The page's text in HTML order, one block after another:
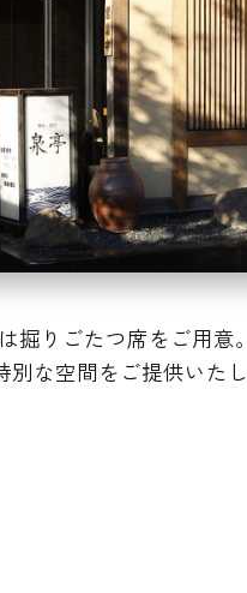
掘りごたつ席をご用意。
別な空間をご提供いたし